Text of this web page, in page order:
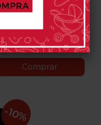
SpaceSandy
Taupe
Forest
Green
0 opinión(es)
Comprar
-10%